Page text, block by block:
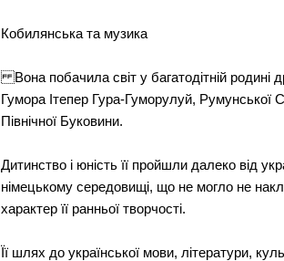
Кобилянська та музика
Вона побачила світ у багатодітній родині
Гумора Ітепер Гура-Гуморулуй, Румунської
Північної Буковини.
Дитинство і юність її пройшли далеко від
німецькому середовищі, що не могло не
характер її ранньої творчості.
Її шлях до української мови, літератури,